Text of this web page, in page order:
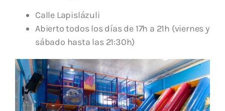
Calle Lapislázuli
Abierto todos los días de 17h a 21h (viernes y
sábado hasta las 21:30h)